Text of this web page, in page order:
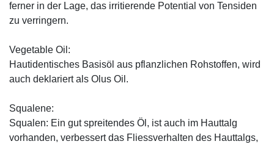
ferner in der Lage, das irritierende Potential von Tensiden
zu verringern.
Vegetable Oil:
Hautidentisches Basisöl aus pflanzlichen Rohstoffen, wird
auch deklariert als Olus Oil.
Squalene:
Squalen: Ein gut spreitendes Öl, ist auch im Hauttalg
vorhanden, verbessert das Fliessverhalten des Hauttalgs,